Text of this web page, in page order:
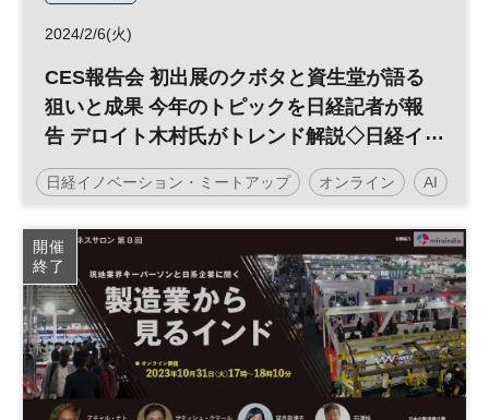
2024/2/6(火)
CES報告会 初出展のクボタと資生堂が語る
狙いと成果 今年のトピックを日経記者が報
告 デロイト木村氏がトレンド解説◇日経イ
ノベーション・ミートアップ
日経イノベーション・ミートアップ オンライン AI
オープン・イノベーション イノベーション
デジタルトランスフォーメーション テクノロジー
CES スタートアップ デジタル DX 参加無料
平日夜開催
開催
終了